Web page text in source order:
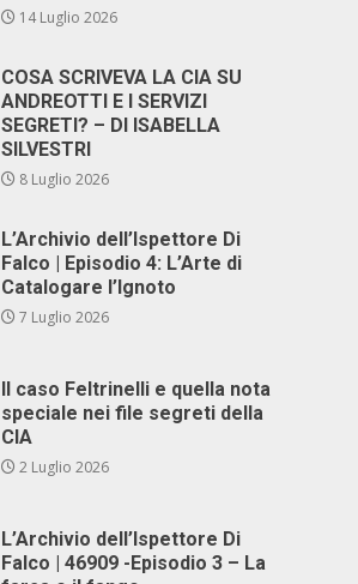
14 Luglio 2026
COSA SCRIVEVA LA CIA SU
ANDREOTTI E I SERVIZI
SEGRETI? – DI ISABELLA
SILVESTRI
8 Luglio 2026
L’Archivio dell’Ispettore Di
Falco | Episodio 4: L’Arte di
Catalogare l’Ignoto
7 Luglio 2026
Il caso Feltrinelli e quella nota
speciale nei file segreti della
CIA
2 Luglio 2026
L’Archivio dell’Ispettore Di
Falco | 46909 -Episodio 3 – La